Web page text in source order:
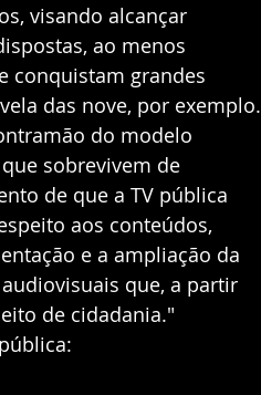
visando alcançar
ao menos
conquistam grandes
das nove, por exemplo.
do modelo
sobrevivem de
de que a TV pública
aos conteúdos,
e a ampliação da
que, a partir
de cidadania."